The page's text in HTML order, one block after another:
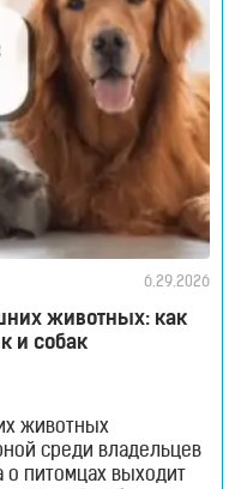
6.29.2026
животных: как
и собак
животных
среди владельцев
о питомцах выходит